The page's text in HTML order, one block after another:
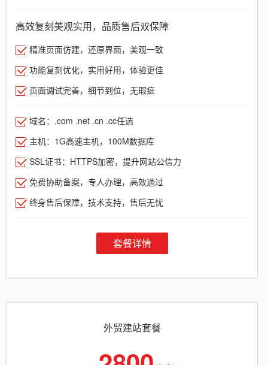
高效复刻美观实用，品质售后双保障
精准页面仿建，还原界面，美观一致
功能复刻优化，实用好用，体验更佳
页面调试完善，细节到位，无瑕疵
域名：.com .net .cn .cc任选
主机：1G高速主机，100M数据库
SSL证书：HTTPS加密，提升网站公信力
免费协助备案，专人办理，高效通过
终身售后保障，技术支持，售后无忧
套餐详情
外贸建站套餐